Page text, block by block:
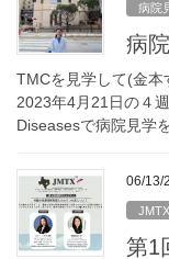
病院
病
TMCを見学して(金
2023年4月21日の４
Diseasesで病院見学
06/13/
第1